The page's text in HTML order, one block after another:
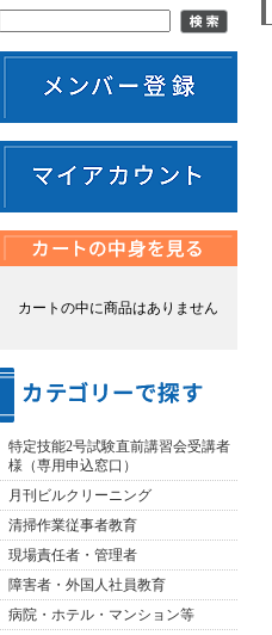
カートの中に商品はありません
特定技能2号試験直前講習会受講者
様（専用申込窓口）
月刊ビルクリーニング
清掃作業従事者教育
現場責任者・管理者
障害者・外国人社員教育
病院・ホテル・マンション等